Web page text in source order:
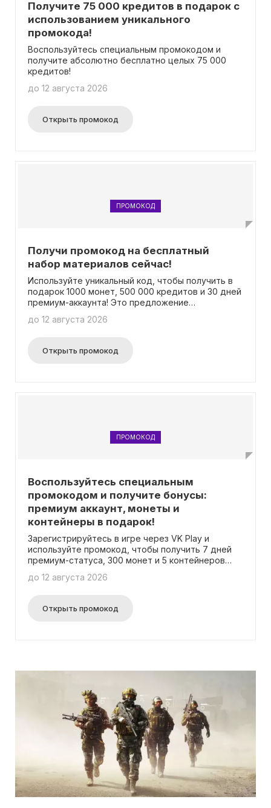
Получите 75 000 кредитов в подарок с
использованием уникального
промокода!
Воспользуйтесь специальным промокодом и
получите абсолютно бесплатно целых 75 000
кредитов!
до 12 августа 2026
Открыть промокод
ПРОМОКОД
Получи промокод на бесплатный
набор материалов сейчас!
Используйте уникальный код, чтобы получить в
подарок 1000 монет, 500 000 кредитов и 30 дней
премиум-аккаунта! Это предложение
начинает игру и зарегистрировался через VK
до 12 августа 2026
Открыть промокод
ПРОМОКОД
Воспользуйтесь специальным
промокодом и получите бонусы:
премиум аккаунт, монеты и
контейнеры в подарок!
Зарегистрируйтесь в игре через VK Play и
используйте промокод, чтобы получить 7 дней
премиум-статуса, 300 монет и 5 контейнеров
до 12 августа 2026
Открыть промокод